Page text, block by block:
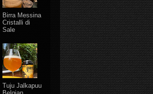
Birra Messina
Cristalli di
Sale
Tuju Jalkapuu